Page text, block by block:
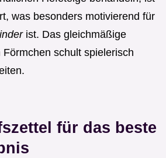
was besonders motivierend für
ist. Das gleichmäßige
schult spielerisch
für das beste